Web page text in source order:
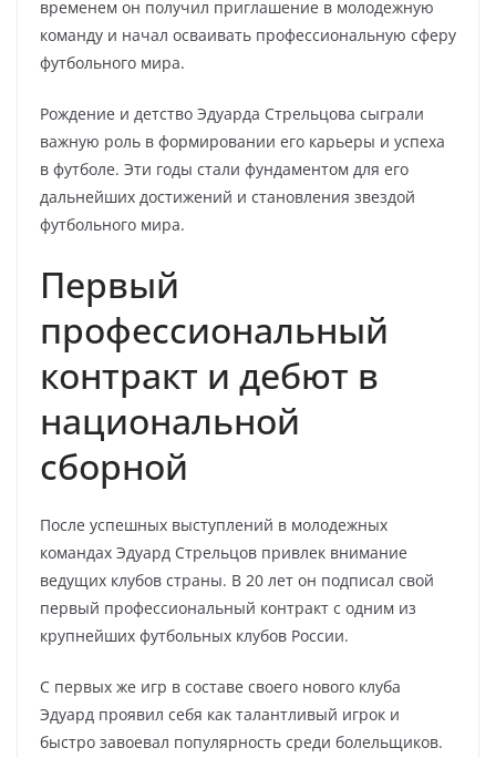
временем он получил приглашение в молодежную
команду и начал осваивать профессиональную сферу
футбольного мира.
Рождение и детство Эдуарда Стрельцова сыграли
важную роль в формировании его карьеры и успеха
в футболе. Эти годы стали фундаментом для его
дальнейших достижений и становления звездой
футбольного мира.
Первый
профессиональный
контракт и дебют в
национальной
сборной
После успешных выступлений в молодежных
командах Эдуард Стрельцов привлек внимание
ведущих клубов страны. В 20 лет он подписал свой
первый профессиональный контракт с одним из
крупнейших футбольных клубов России.
С первых же игр в составе своего нового клуба
Эдуард проявил себя как талантливый игрок и
быстро завоевал популярность среди болельщиков.